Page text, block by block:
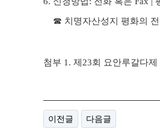
☎ 치명자산성지 평화의
첨부 1. 제 23회 요안루갈다제
이전글 다음글